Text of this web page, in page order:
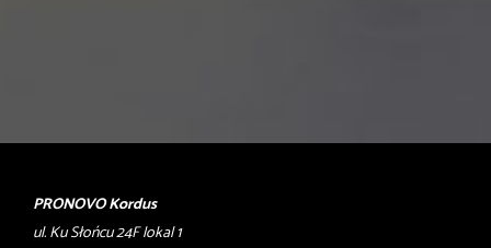
PRONOVO Kordus
ul. Ku Słońcu 24F lokal 1